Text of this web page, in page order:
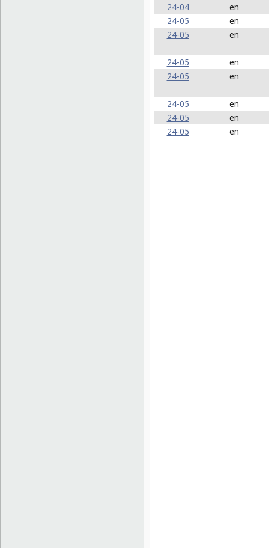
24-04
en
24-05
en
24-05
en
24-05
en
24-05
en
24-05
en
24-05
en
24-05
en